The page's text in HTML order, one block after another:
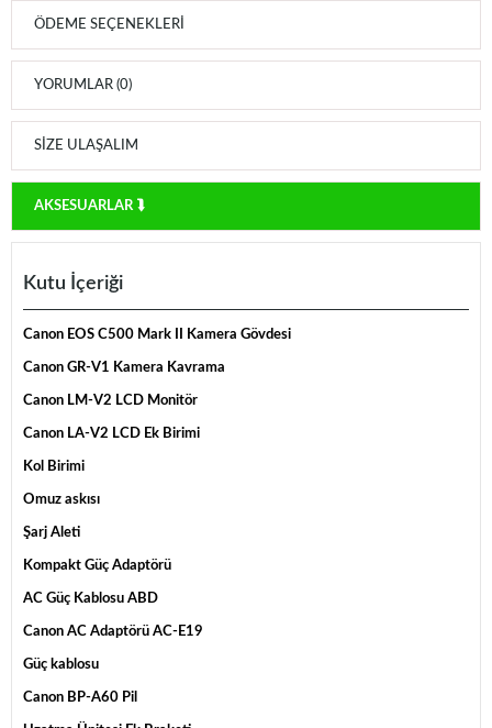
ÖDEME SEÇENEKLERI
YORUMLAR (0)
SIZE ULAŞALIM
AKSESUARLAR ⮯
Kutu İçeriği
Canon EOS C500 Mark II Kamera Gövdesi
Canon GR-V1 Kamera Kavrama
Canon LM-V2 LCD Monitör
Canon LA-V2 LCD Ek Birimi
Kol Birimi
Omuz askısı
Şarj Aleti
Kompakt Güç Adaptörü
AC Güç Kablosu ABD
Canon AC Adaptörü AC-E19
Güç kablosu
Canon BP-A60 Pil